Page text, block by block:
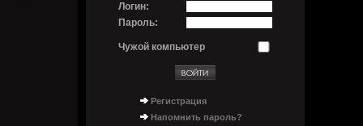
Логин:
Пароль:
Чужой компьютер
Регистрация
Напомнить пароль?